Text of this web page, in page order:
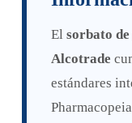
El sorbato
Alcotrade
estándares